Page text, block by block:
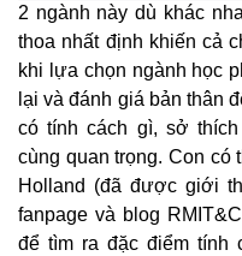
2 ngành này dù khác
thoa nhất định khiến cả
khi lựa chọn ngành học
lại và đánh giá bản thân
có tính cách gì, sở
cùng quan trọng. Con có
Holland (đã được giới
fanpage và blog
để tìm ra đặc điểm tính